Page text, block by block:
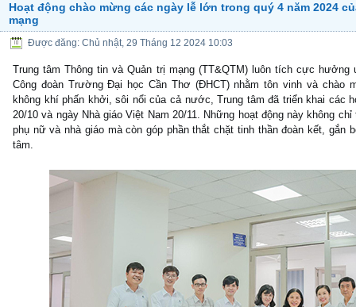
Hoạt động chào mừng các ngày lễ lớn trong quý 4 năm 2024
mạng
Được đăng: Chủ nhật, 29 Tháng 12 2024 10:03
Trung tâm Thông tin và Quản trị mạng (TT&QTM) luôn tích cực
Công đoàn Trường Đại học Cần Thơ (ĐHCT) nhằm tôn vinh và chào
không khí phấn khởi, sôi nổi của cả nước, Trung tâm đã triển khai các
20/10 và ngày Nhà giáo Việt Nam 20/11. Những hoạt động này không
phụ nữ và nhà giáo mà còn góp phần thắt chặt tinh thần đoàn kết, gắn
tâm.